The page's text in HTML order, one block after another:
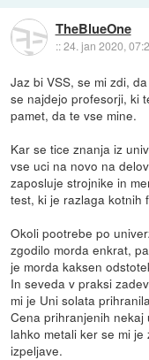
TheBlueOne
::24. jan 2020,
Jaz bi VSS, se mi zdi,
se najdejo profesorji, ki
pamet, da te vse mine.
Kar se tice znanja iz
vse uci na novo na
zaposluje strojnike in
test, ki je razlaga kotnih
Okoli pootrebe po
zgodilo morda enkrat,
je morda kaksen
In seveda v praksi
mi je Uni solata
Cena prihranjenih
lahko metali ker se mi
izpeljave.